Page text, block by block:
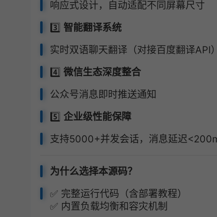
响应式设计，自动适配不同屏幕尺寸
3️⃣ 智能翻译系统
实时双语聊天翻译（对接百度翻译API
4️⃣ 微信生态深度整合
公众号消息即时推送通知
5️⃣ 企业级性能保障
支持5000+并发会话，消息延迟
为什么选择本源码？
✅ 完整运行代码（含部署教程）
✅ 内置负载均衡和容灾机制